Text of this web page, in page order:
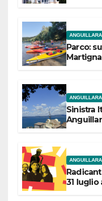
ANGUILLARA
Parco:
ANGUILLARA
Sinistra
ANGUILLARA
31 luglio